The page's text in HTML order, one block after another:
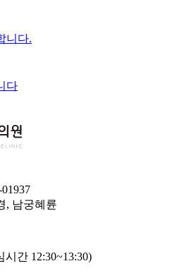
니다.
다
, 남궁혜륜
시간 12:30~13:30)